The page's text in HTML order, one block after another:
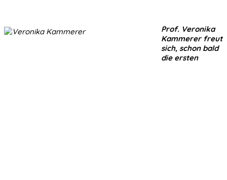
Prof. Veronika
Kammerer freut
sich, schon bald
die ersten